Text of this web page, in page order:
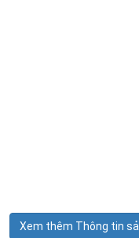
Xem thêm Thông tin